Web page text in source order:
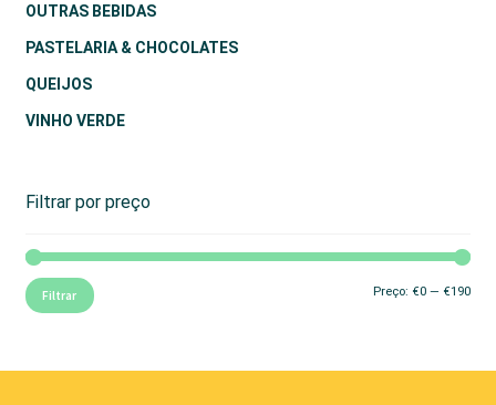
OUTRAS BEBIDAS
PASTELARIA & CHOCOLATES
QUEIJOS
VINHO VERDE
Filtrar por preço
Filtrar Preço: €0 — €190